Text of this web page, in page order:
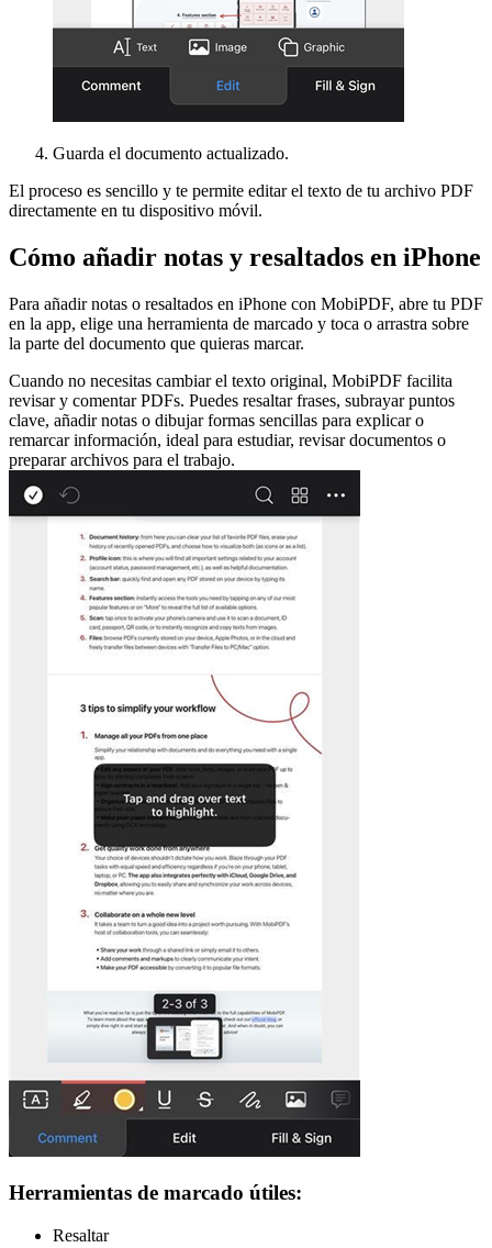
Guarda el documento actualizado.
El proceso es sencillo y te permite editar el texto de tu archivo PDF
directamente en tu dispositivo móvil.
Cómo añadir notas y resaltados en iPhone
Para añadir notas o resaltados en iPhone con MobiPDF, abre tu PDF
en la app, elige una herramienta de marcado y toca o arrastra sobre
la parte del documento que quieras marcar.
Cuando no necesitas cambiar el texto original, MobiPDF facilita
revisar y comentar PDFs. Puedes resaltar frases, subrayar puntos
clave, añadir notas o dibujar formas sencillas para explicar o
remarcar información, ideal para estudiar, revisar documentos o
preparar archivos para el trabajo.
Herramientas de marcado útiles:
Resaltar